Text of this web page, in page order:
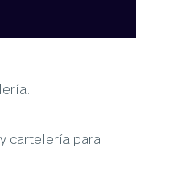
cartelería para